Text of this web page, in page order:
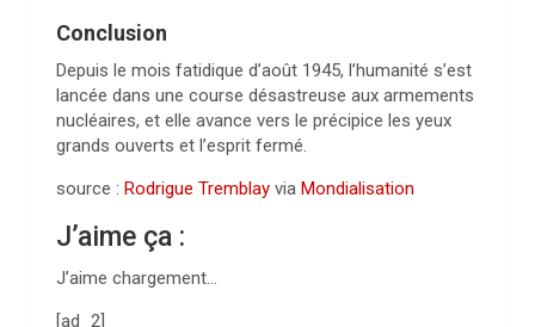
Conclusion
Depuis le mois fatidique d’août 1945, l’humanité s’est
lancée dans une course désastreuse aux armements
nucléaires, et elle avance vers le précipice les yeux
grands ouverts et l’esprit fermé.
source : Rodrigue Tremblay via Mondialisation
J’aime ça :
J’aime chargement…
[ad_2]